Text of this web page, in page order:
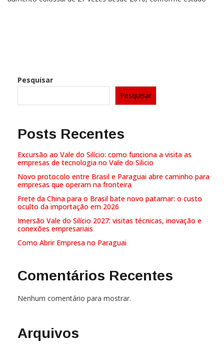
Pesquisar
Pesquisar
Posts Recentes
Excursão ao Vale do Silício: como funciona a visita as
empresas de tecnologia no Vale do Silicio
Novo protocolo entre Brasil e Paraguai abre caminho para
empresas que operam na fronteira
Frete da China para o Brasil bate novo patamar: o custo
oculto da importação em 2026
Imersão Vale do Silício 2027: visitas técnicas, inovação e
conexões empresariais
Como Abrir Empresa no Paraguai
Comentários Recentes
Nenhum comentário para mostrar.
Arquivos